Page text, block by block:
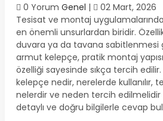
0 Yorum Genel |
02 Mart, 2026
Tesisat ve montaj
en önemli unsurlardan biridir.
duvara ya da tavana sabitlenmesi
armut kelepçe, pratik montaj
özelliği sayesinde sıkça tercih
kelepçe nedir, nerelerde kullanılır,
nelerdir ve neden tercih
detaylı ve doğru bilgilerle cevap